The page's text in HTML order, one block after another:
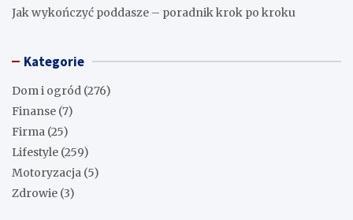
Jak wykończyć poddasze – poradnik krok po kroku
Kategorie
Dom i ogród (276)
Finanse (7)
Firma (25)
Lifestyle (259)
Motoryzacja (5)
Zdrowie (3)